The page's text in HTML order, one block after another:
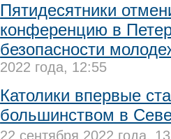
Пятидесятники
конференцию в
безопасности
2022 года, 12:55
Католики впервые
большинством в
22 сентября 2022 года,